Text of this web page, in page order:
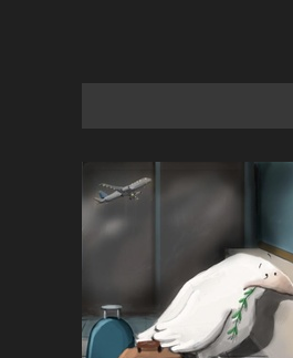
به یاد اردوغان باشول (۱۹۳۶–
اخبار 2 ماه قبل
رویداد کارگاهی کارتون و پوستر
«ایران سربلند» به ا…
اخبار 6 ماه قبل